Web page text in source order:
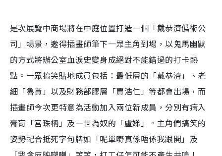
2
6
7
8
%
a
i
n
i
n
g
T
i
m
e
e
是次展覽中商場將在中庭位置打造一個「戴恭濟僞術公
司」場景，邀得插畫師筆下一眾主角到場，以鬼馬幽默
的方式將辦公室血淚史變身成絕對不能錯過的打卡熱
點。一眾搞笑貼地成員包括：最低層的「戴恭濟」、老
細「魯貰」以及財務部膠層「賈浩仁」等都會出場，而
插畫師今次更特意為活動加入兩位新成員，分別有病入
膏肓「宮珠柄」及一世為奴的「盧娣」。主角們搞笑的
姿勢配合抵死字句牌如「呢單嘢真係唔係我跟開」及